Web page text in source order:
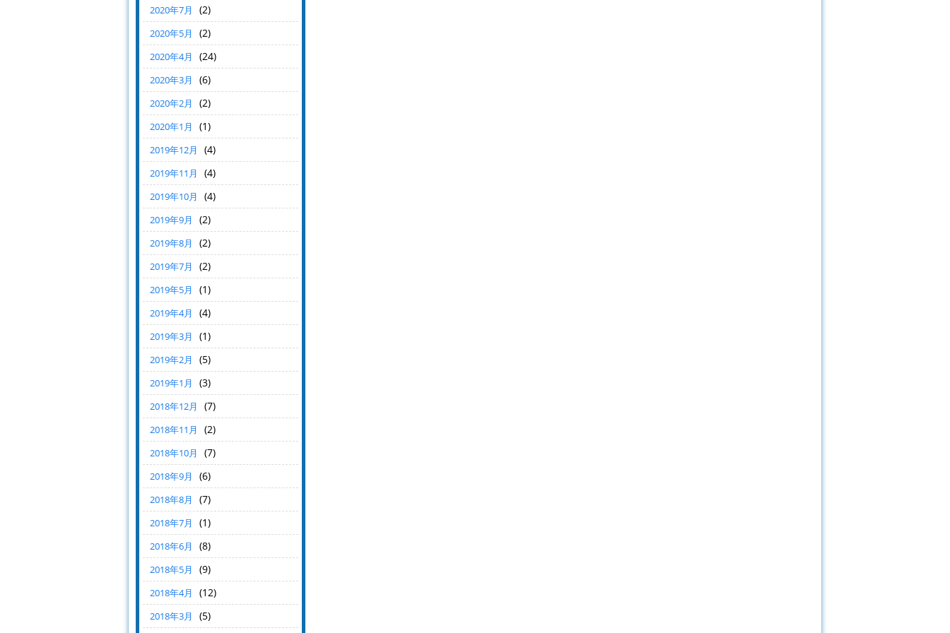
2020年7月 (2)
2020年5月 (2)
2020年4月 (24)
2020年3月 (6)
2020年2月 (2)
2020年1月 (1)
2019年12月 (4)
2019年11月 (4)
2019年10月 (4)
2019年9月 (2)
2019年8月 (2)
2019年7月 (2)
2019年5月 (1)
2019年4月 (4)
2019年3月 (1)
2019年2月 (5)
2019年1月 (3)
2018年12月 (7)
2018年11月 (2)
2018年10月 (7)
2018年9月 (6)
2018年8月 (7)
2018年7月 (1)
2018年6月 (8)
2018年5月 (9)
2018年4月 (12)
2018年3月
(5)